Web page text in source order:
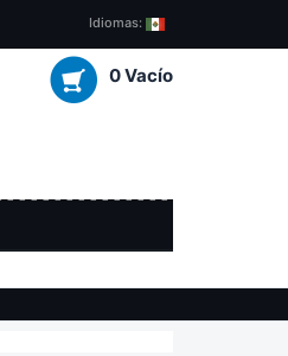
Idiomas:
0 Vacío